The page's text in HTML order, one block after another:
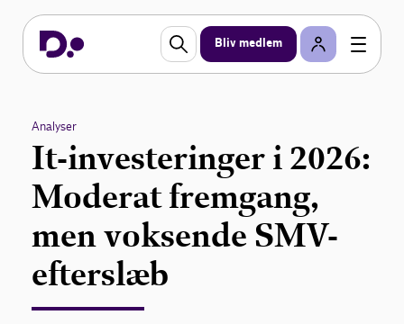
Bliv medlem
Analyser
It-investeringer i 2026:
Moderat fremgang,
men voksende SMV-
efterslæb